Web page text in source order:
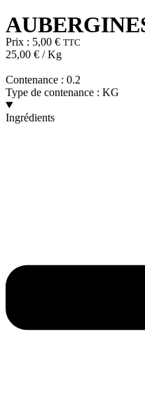
Prix : 5,00 € TTC
25,00 € / Kg
Contenance : 0.2
Type de contenance : KG
Ingrédients